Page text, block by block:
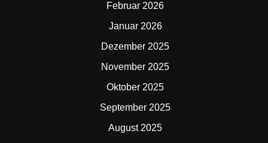
Februar 2026
Januar 2026
Dezember 2025
November 2025
Oktober 2025
September 2025
August 2025